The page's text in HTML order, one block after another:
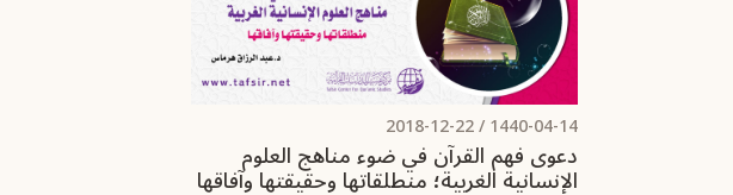
1440-04-14 /
2018-12-22
دعوى فهم القرآن في ضوء مناهج العلوم
الإنسانية الغربية؛ منطلقاتها وحقيقتها وآفاقها